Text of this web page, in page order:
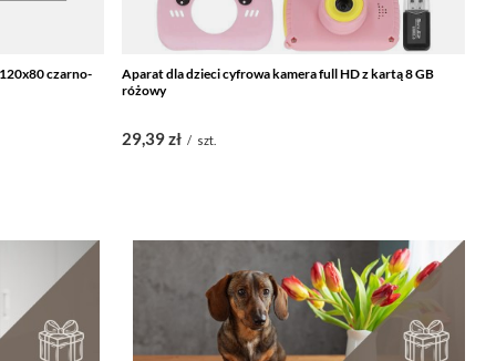
czarno-
Aparat dla dzieci cyfrowa kamera full HD z kartą 8 GB
różowy
29,39 zł / szt.